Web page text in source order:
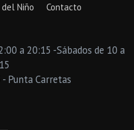
Niño Contacto
a 20:15 -Sábados de 10 a
Punta Carretas